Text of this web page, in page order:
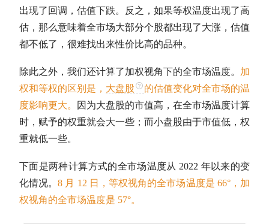
出现了回调， 估值下跌。反之，如果等权温度出现了高
估，那么意味着全市场大部分个股都出现了大涨， 估值
都不低了，很难找出来性价比高的品种。
除此之外，我们还计算了加权视角下的全市场温度。 加
权和等权的区别是， 大盘股 的估值变化对全市场的温
度影响更大。
因为大盘股的市值高，在全市场温度计算
时，赋予的权重就会大一些；而小盘股由于市值低，权
重就低一些。
下面是两种计算方式的全市场温度从 2022 年以来的变
化情况。8 月 12 日，等权视角的全市场温度是 66°，加
权视角的全市场温度是 57°。